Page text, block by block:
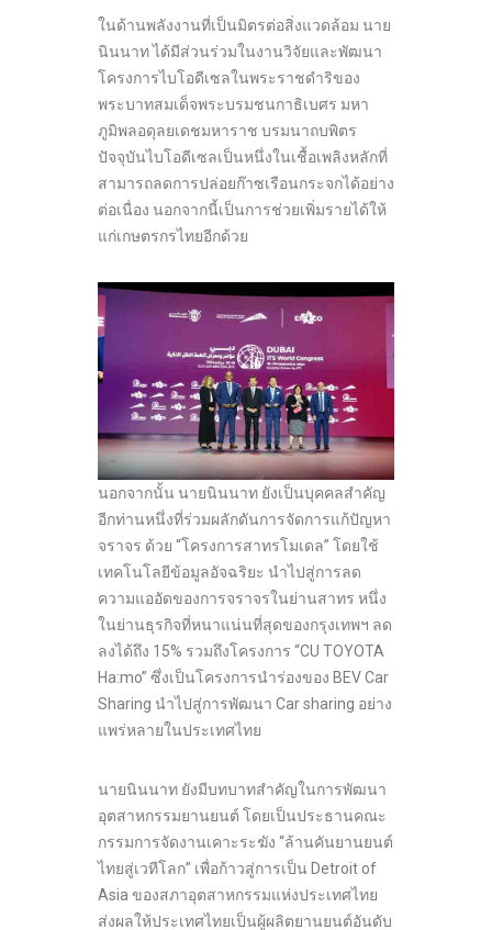
ในด้านพลังงานที่เป็นมิตรต่อสิ่งแวดล้อม นาย
นินนาท ได้มีส่วนร่วมในงานวิจัยและพัฒนา
โครงการไบโอดีเซลในพระราชดำริของ
พระบาทสมเด็จพระบรมชนกาธิเบศร มหา
ภูมิพลอดุลยเดชมหาราช บรมนาถบพิตร
ปัจจุบันไบโอดีเซลเป็นหนึ่งในเชื้อเพลิงหลักที่
สามารถลดการปล่อยก๊าซเรือนกระจกได้อย่าง
ต่อเนื่อง นอกจากนี้เป็นการช่วยเพิ่มรายได้ให้
แก่เกษตรกรไทยอีกด้วย
นอกจากนั้น นายนินนาท ยังเป็นบุคคลสำคัญ
อีกท่านหนึ่งที่ร่วมผลักดันการจัดการแก้ปัญหา
จราจร ด้วย “โครงการสาทรโมเดล” โดยใช้
เทคโนโลยีข้อมูลอัจฉริยะ นำไปสู่การลด
ความแออัดของการจราจรในย่านสาทร หนึ่ง
ในย่านธุรกิจที่หนาแน่นที่สุดของกรุงเทพฯ ลด
ลงได้ถึง 15% รวมถึงโครงการ “CU TOYOTA
Ha:mo” ซึ่งเป็นโครงการนำร่องของ BEV Car
Sharing นำไปสู่การพัฒนา Car sharing อย่าง
แพร่หลายในประเทศไทย
นายนินนาท ยังมีบทบาทสำคัญในการพัฒนา
อุตสาหกรรมยานยนต์ โดยเป็นประธานคณะ
กรรมการจัดงานเคาะระฆัง “ล้านคันยานยนต์
ไทยสู่เวทีโลก” เพื่อก้าวสู่การเป็น Detroit of
Asia ของสภาอุตสาหกรรมแห่งประเทศไทย
ส่งผลให้ประเทศไทยเป็นผู้ผลิตยานยนต์อันดับ